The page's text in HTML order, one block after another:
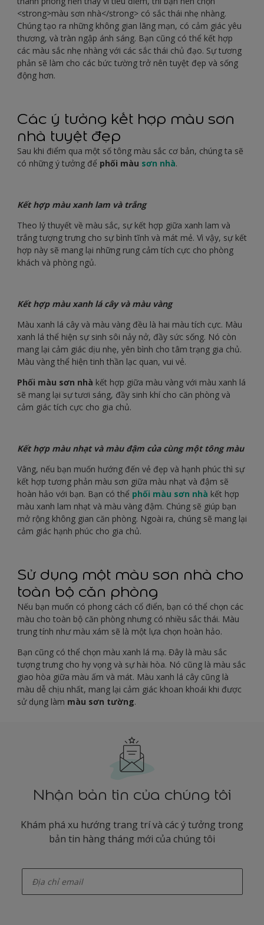
<strong>màu sơn nhà</strong> có sắc thái nhẹ nhàng.
Chúng tạo ra những không gian lãng mạn, có cảm giác yêu
thương, và tràn ngập ánh sáng. Bạn cũng có thể kết hợp
các màu sắc nhẹ nhàng với các sắc thái chủ đạo. Sự tương
phản sẽ làm cho các bức tường trở nên tuyệt đẹp và sống
động hơn.
Các ý tưởng kết hợp màu sơn
nhà tuyệt đẹp
Sau khi điểm qua một số tông màu sắc cơ bản, chúng ta sẽ
có những ý tưởng để phối màu sơn nhà.
Kết hợp màu xanh lam và trắng
Theo lý thuyết về màu sắc, sự kết hợp giữa xanh lam và
trắng tượng trưng cho sự bình tĩnh và mát mẻ. Vì vậy, sự kết
hợp này sẽ mang lại những rung cảm tích cực cho phòng
khách và phòng ngủ.
Kết hợp màu xanh lá cây và màu vàng
Màu xanh lá cây và màu vàng đều là hai màu tích cực. Màu
xanh lá thể hiện sự sinh sôi nảy nở, đầy sức sống. Nó còn
mang lại cảm giác dịu nhẹ, yên bình cho tâm trạng gia chủ.
Màu vàng thể hiện tinh thần lạc quan, vui vẻ.
Phối màu sơn nhà kết hợp giữa màu vàng với màu xanh lá
sẽ mang lại sự tươi sáng, đầy sinh khí cho căn phòng và
cảm giác tích cực cho gia chủ.
Kết hợp màu nhạt và màu đậm của cùng một tông màu
Vâng, nếu bạn muốn hướng đến vẻ đẹp và hạnh phúc thì sự
kết hợp tương phản màu sơn giữa màu nhạt và đậm sẽ
hoàn hảo với bạn. Bạn có thể phối màu sơn nhà kết hợp
màu xanh lam nhạt và màu vàng đậm. Chúng sẽ giúp bạn
mở rộng không gian căn phòng. Ngoài ra, chúng sẽ mang lại
cảm giác hạnh phúc cho gia chủ.
Sử dụng một màu sơn nhà cho
toàn bộ căn phòng
Nếu bạn muốn có phong cách cổ điển, bạn có thể chọn các
màu cho toàn bộ căn phòng nhưng có nhiều sắc thái. Màu
trung tính như màu xám sẽ là một lựa chọn hoàn hảo.
Bạn cũng có thể chọn màu xanh lá mạ. Đây là màu sắc
tượng trưng cho hy vọng và sự hài hòa. Nó cũng là màu sắc
giao hòa giữa màu ấm và mát. Màu xanh lá cây cũng là
màu dễ chịu nhất, mang lại cảm giác khoan khoái khi được
sử dụng làm màu sơn tường.
Nhận bản tin của chúng tôi
Khám phá xu hướng trang trí và các ý tưởng trong
bản tin hàng tháng mới của chúng tôi